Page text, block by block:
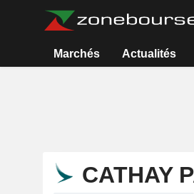
Marchés Actualités
CATHAY